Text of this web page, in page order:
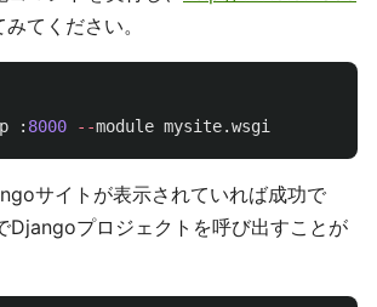
てください。
: 8000 --module mysite.wsgi
サイトが表示されていれば成功で
Djangoプロジェクトを呼び出すことが